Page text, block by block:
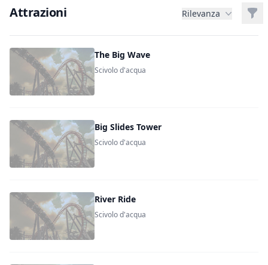
Attrazioni Rilevanza
The Big Wave
Scivolo d'acqua
Big Slides Tower
Scivolo d'acqua
River Ride
Scivolo d'acqua